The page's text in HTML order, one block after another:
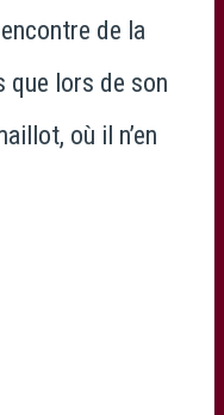
de la
que lors de son
où il n’en